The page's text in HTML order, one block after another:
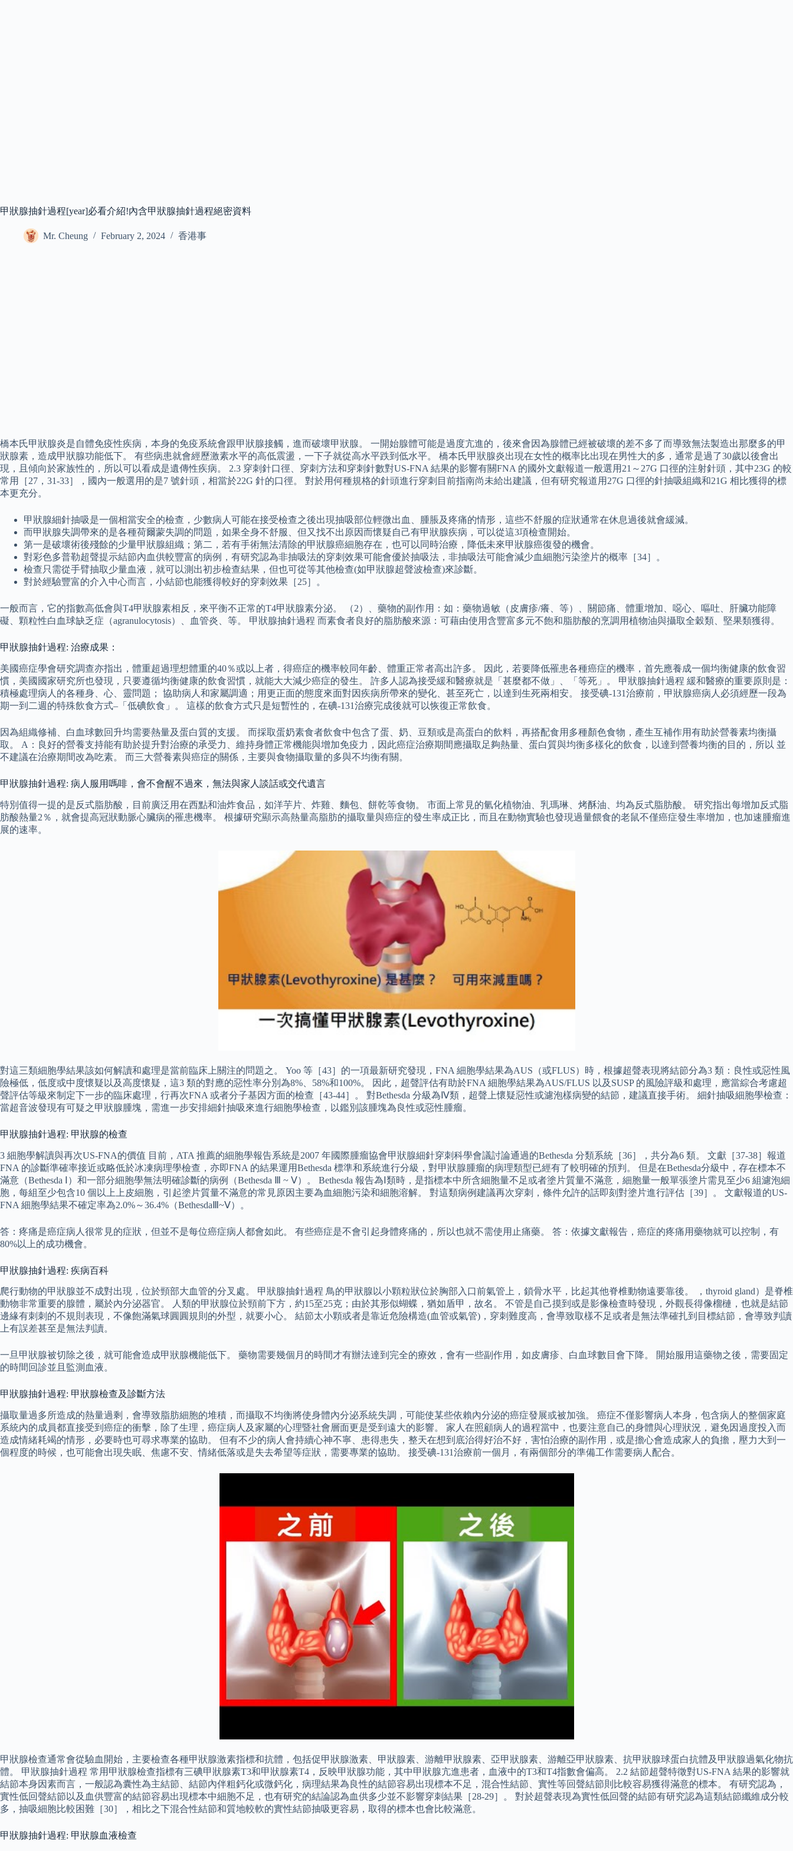
甲狀腺抽針過程[year]必看介紹!內含甲狀腺抽針過程絕密資料
Mr. Cheung February 2, 2024 香港事
橋本氏甲狀腺炎是自體免疫性疾病，本身的免疫系統會跟甲狀腺接觸，進而破壞甲狀腺。 一開始腺體可能是過度亢進的，後來會因為腺體已經被破壞的差不多了而導致無法製造出那麼多的甲
狀腺素，造成甲狀腺功能低下。 有些病患就會經歷激素水平的高低震盪，一下子就從高水平跌到低水平。 橋本氏甲狀腺炎出現在女性的概率比出現在男性大的多，通常是過了30歲以後會出
現，且傾向於家族性的，所以可以看成是遺傳性疾病。 2.3 穿刺針口徑、穿刺方法和穿刺針數對US-FNA 結果的影響有關FNA 的國外文獻報道一般選用21～27G 口徑的注射針頭，其中23G 的較
常用［27，31-33］，國內一般選用的是7 號針頭，相當於22G 針的口徑。 對於用何種規格的針頭進行穿刺目前指南尚未給出建議，但有研究報道用27G 口徑的針抽吸組織和21G 相比獲得的標
本更充分。
甲狀腺細針抽吸是一個相當安全的檢查，少數病人可能在接受檢查之後出現抽吸部位輕微出血、腫脹及疼痛的情形，這些不舒服的症狀通常在休息過後就會緩減。
而甲狀腺失調帶來的是各種荷爾蒙失調的問題，如果全身不舒服、但又找不出原因而懷疑自己有甲狀腺疾病，可以從這3項檢查開始。
第一是破壞術後殘餘的少量甲狀腺組織；第二，若有手術無法清除的甲狀腺癌細胞存在，也可以同時治療，降低未來甲狀腺癌復發的機會。
對彩色多普勒超聲提示結節內血供較豐富的病例，有研究認為非抽吸法的穿刺效果可能會優於抽吸法，非抽吸法可能會減少血細胞污染塗片的概率［34］。
檢查只需從手臂抽取少量血液，就可以測出初步檢查結果，但也可從等其他檢查(如甲狀腺超聲波檢查)來診斷。
對於經驗豐富的介入中心而言，小結節也能獲得較好的穿刺效果［25］。
一般而言，它的指數高低會與T4甲狀腺素相反，來平衡不正常的T4甲狀腺素分泌。 （2）、藥物的副作用：如：藥物過敏（皮膚疹/癢、等）、關節痛、體重增加、噁心、嘔吐、肝臟功能障
礙、顆粒性白血球缺乏症（agranulocytosis）、血管炎、等。 甲狀腺抽針過程 而素食者良好的脂肪酸來源：可藉由使用含豐富多元不飽和脂肪酸的烹調用植物油與攝取全穀類、堅果類獲得。
甲狀腺抽針過程: 治療成果：
美國癌症學會研究調查亦指出，體重超過理想體重的40％或以上者，得癌症的機率較同年齡、體重正常者高出許多。 因此，若要降低罹患各種癌症的機率，首先應養成一個均衡健康的飲食習
慣，美國國家研究所也發現，只要遵循均衡健康的飲食習慣，就能大大減少癌症的發生。 許多人認為接受緩和醫療就是「甚麼都不做」、「等死」。 甲狀腺抽針過程 緩和醫療的重要原則是：
積極處理病人的各種身、心、靈問題； 協助病人和家屬調適；用更正面的態度來面對因疾病所帶來的變化、甚至死亡，以達到生死兩相安。 接受碘-131治療前，甲狀腺癌病人必須經歷一段為
期一到二週的特殊飲食方式–「低碘飲食」。 這樣的飲食方式只是短暫性的，在碘-131治療完成後就可以恢復正常飲食。
因為組織修補、白血球數回升均需要熱量及蛋白質的支援。 而採取蛋奶素食者飲食中包含了蛋、奶、豆類或是高蛋白的飲料，再搭配食用多種顏色食物，產生互補作用有助於營養素均衡攝
取。 A：良好的營養支持能有助於提升對治療的承受力、維持身體正常機能與增加免疫力，因此癌症治療期間應攝取足夠熱量、蛋白質與均衡多樣化的飲食，以達到營養均衡的目的，所以 並
不建議在治療期間改為吃素。 而三大營養素與癌症的關係，主要與食物攝取量的多與不均衡有關。
甲狀腺抽針過程: 病人服用嗎啡，會不會醒不過來，無法與家人談話或交代遺言
特別值得一提的是反式脂肪酸，目前廣泛用在西點和油炸食品，如洋芋片、炸雞、麵包、餅乾等食物。 市面上常見的氫化植物油、乳瑪琳、烤酥油、均為反式脂肪酸。 研究指出每增加反式脂
肪酸熱量2％，就會提高冠狀動脈心臟病的罹患機率。 根據研究顯示高熱量高脂肪的攝取量與癌症的發生率成正比，而且在動物實驗也發現過量餵食的老鼠不僅癌症發生率增加，也加速腫瘤進
展的速率。
對這三類細胞學結果該如何解讀和處理是當前臨床上關注的問題之。 Yoo 等［43］的一項最新研究發現，FNA 細胞學結果為AUS（或FLUS）時，根據超聲表現將結節分為3 類：良性或惡性風
險極低，低度或中度懷疑以及高度懷疑，這3 類的對應的惡性率分別為8%、58%和100%。 因此，超聲評估有助於FNA 細胞學結果為AUS/FLUS 以及SUSP 的風險評級和處理，應當綜合考慮超
聲評估等級來制定下一步的臨床處理，行再次FNA 或者分子基因方面的檢查［43-44］。 對Bethesda 分級為Ⅳ類，超聲上懷疑惡性或濾泡樣病變的結節，建議直接手術。 細針抽吸細胞學檢查：
當超音波發現有可疑之甲狀腺腫塊，需進一步安排細針抽吸來進行細胞學檢查，以鑑別該腫塊為良性或惡性腫瘤。
甲狀腺抽針過程: 甲狀腺的檢查
3 細胞學解讀與再次US-FNA的價值 目前，ATA 推薦的細胞學報告系統是2007 年國際腫瘤協會甲狀腺細針穿刺科學會議討論通過的Bethesda 分類系統［36］，共分為6 類。 文獻［37-38］報道
FNA 的診斷準確率接近或略低於冰凍病理學檢查，亦即FNA 的結果運用Bethesda 標準和系統進行分級，對甲狀腺腫瘤的病理類型已經有了較明確的預判。 但是在Bethesda分級中，存在標本不
滿意（Bethesda Ⅰ）和一部分細胞學無法明確診斷的病例（Bethesda Ⅲ ~ Ⅴ）。 Bethesda 報告為Ⅰ類時，是指標本中所含細胞量不足或者塗片質量不滿意，細胞量一般單張塗片需見至少6 組濾泡細
胞，每組至少包含10 個以上上皮細胞，引起塗片質量不滿意的常見原因主要為血細胞污染和細胞溶解。 對這類病例建議再次穿刺，條件允許的話即刻對塗片進行評估［39］。 文獻報道的US-
FNA 細胞學結果不確定率為2.0%～36.4%（BethesdaⅢ~Ⅴ）。
答：疼痛是癌症病人很常見的症狀，但並不是每位癌症病人都會如此。 有些癌症是不會引起身體疼痛的，所以也就不需使用止痛藥。 答：依據文獻報告，癌症的疼痛用藥物就可以控制，有
80%以上的成功機會。
甲狀腺抽針過程: 疾病百科
爬行動物的甲狀腺並不成對出現，位於頸部大血管的分叉處。 甲狀腺抽針過程 鳥的甲狀腺以小顆粒狀位於胸部入口前氣管上，鎖骨水平，比起其他脊椎動物遠要靠後。 ，thyroid gland）是脊椎
動物非常重要的腺體，屬於內分泌器官。 人類的甲狀腺位於頸前下方，約15至25克；由於其形似蝴蝶，猶如盾甲，故名。 不管是自己摸到或是影像檢查時發現，外觀長得像榴槤，也就是結節
邊緣有刺刺的不規則表現，不像飽滿氣球圓圓規則的外型，就要小心。 結節太小顆或者是靠近危險構造(血管或氣管)，穿刺難度高，會導致取樣不足或者是無法準確扎到目標結節，會導致判讀
上有誤差甚至是無法判讀。
一旦甲狀腺被切除之後，就可能會造成甲狀腺機能低下。 藥物需要幾個月的時間才有辦法達到完全的療效，會有一些副作用，如皮膚疹、白血球數目會下降。 開始服用這藥物之後，需要固定
的時間回診並且監測血液。
甲狀腺抽針過程: 甲狀腺檢查及診斷方法
攝取量過多所造成的熱量過剩，會導致脂肪細胞的堆積，而攝取不均衡將使身體內分泌系統失調，可能使某些依賴內分泌的癌症發展或被加強。 癌症不僅影響病人本身，包含病人的整個家庭
系統內的成員都直接受到癌症的衝擊，除了生理，癌症病人及家屬的心理暨社會層面更是受到遠大的影響。 家人在照顧病人的過程當中，也要注意自己的身體與心理狀況，避免因過度投入而
造成情緒耗竭的情形，必要時也可尋求專業的協助。 但有不少的病人會持續心神不寧、患得患失，整天在想到底治得好治不好，害怕治療的副作用，或是擔心會造成家人的負擔，壓力大到一
個程度的時候，也可能會出現失眠、焦慮不安、情緒低落或是失去希望等症狀，需要專業的協助。 接受碘-131治療前一個月，有兩個部分的準備工作需要病人配合。
甲狀腺檢查通常會從驗血開始，主要檢查各種甲狀腺激素指標和抗體，包括促甲狀腺激素、甲狀腺素、游離甲狀腺素、亞甲狀腺素、游離亞甲狀腺素、抗甲狀腺球蛋白抗體及甲狀腺過氣化物抗
體。 甲狀腺抽針過程 常用甲狀腺檢查指標有三碘甲狀腺素T3和甲狀腺素T4，反映甲狀腺功能，其中甲狀腺亢進患者，血液中的T3和T4指數會偏高。 2.2 結節超聲特徵對US-FNA 結果的影響就
結節本身因素而言，一般認為囊性為主結節、結節內伴粗鈣化或微鈣化，病理結果為良性的結節容易出現標本不足，混合性結節、實性等回聲結節則比較容易獲得滿意的標本。 有研究認為，
實性低回聲結節以及血供豐富的結節容易出現標本中細胞不足，也有研究的結論認為血供多少並不影響穿刺結果［28-29］。 對於超聲表現為實性低回聲的結節有研究認為這類結節纖維成分較
多，抽吸細胞比較困難［30］，相比之下混合性結節和質地較軟的實性結節抽吸更容易，取得的標本也會比較滿意。
甲狀腺抽針過程: 甲狀腺血液檢查